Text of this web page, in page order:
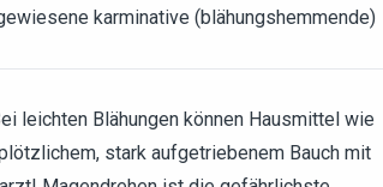
karminative (blähungshemmende)
leichten Blähungen können Hausmittel wie
stark aufgetriebenem Bauch mit